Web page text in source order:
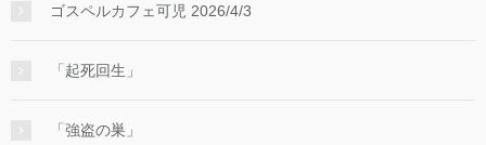
ゴスペルカフェ可児 2026/4/3
「起死回生」
「強盗の巣」